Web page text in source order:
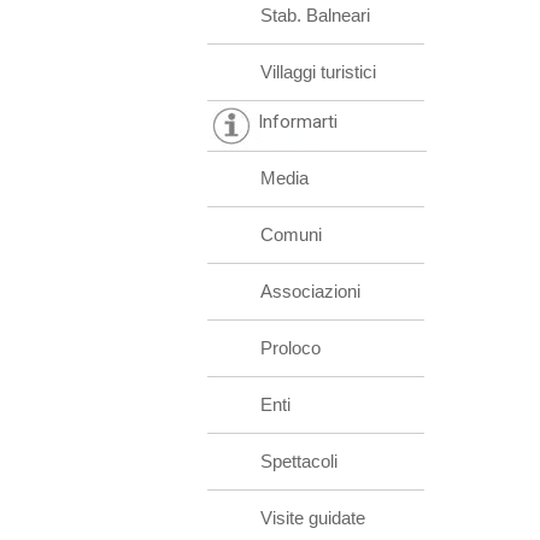
Stab. Balneari
Villaggi turistici
Informarti
Media
Comuni
Associazioni
Proloco
Enti
Spettacoli
Visite guidate